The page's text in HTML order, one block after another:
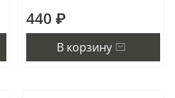
440 ₽
В корзину